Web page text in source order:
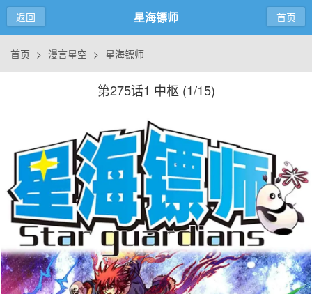
返回 星海镖师 首页
首页 > 漫言星空 > 星海镖师
第275话1 中枢 (1/15)